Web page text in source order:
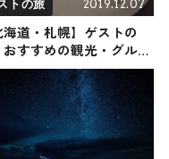
トの旅 2019.12.07
海道・札幌】ゲストの
すすめの観光・グルメ
紹介